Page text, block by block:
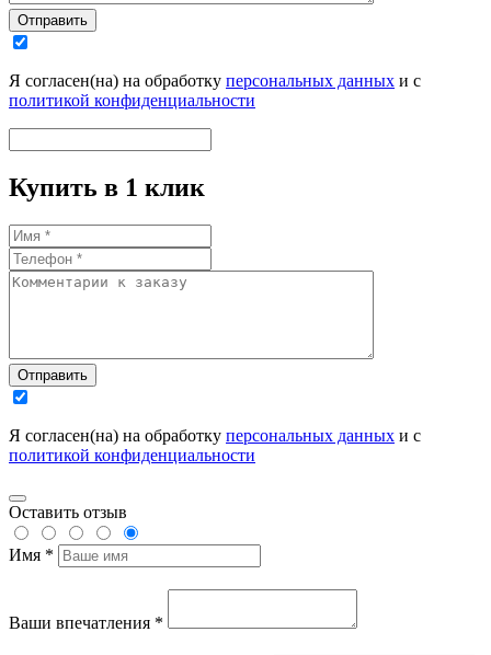
Отправить
Я согласен(на) на обработку персональных данных и с
политикой конфиденциальности
Купить в 1 клик
Отправить
Я согласен(на) на обработку персональных данных и с
политикой конфиденциальности
Оставить отзыв
Имя *
Ваши впечатления *